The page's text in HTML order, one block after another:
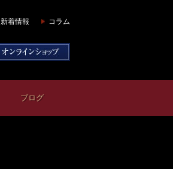
新着情報 コラム
ブログ